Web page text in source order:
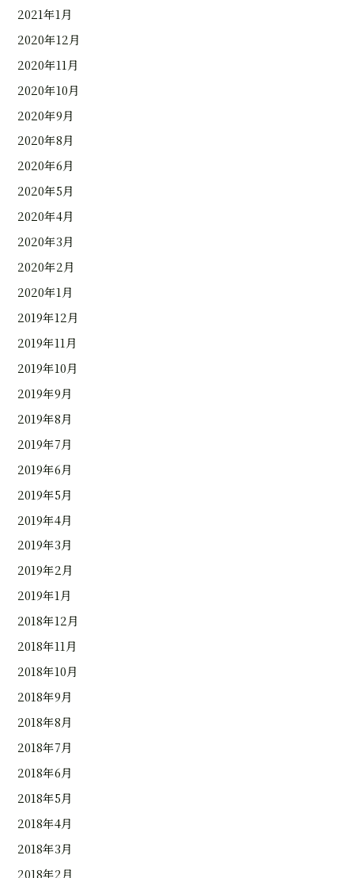
2021年1月
2020年12月
2020年11月
2020年10月
2020年9月
2020年8月
2020年6月
2020年5月
2020年4月
2020年3月
2020年2月
2020年1月
2019年12月
2019年11月
2019年10月
2019年9月
2019年8月
2019年7月
2019年6月
2019年5月
2019年4月
2019年3月
2019年2月
2019年1月
2018年12月
2018年11月
2018年10月
2018年9月
2018年8月
2018年7月
2018年6月
2018年5月
2018年4月
2018年3月
2018年2月